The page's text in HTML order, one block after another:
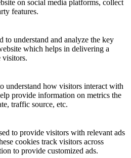
on social media platforms, collect
features.
to understand and analyze the key
which helps in delivering a
visitors.
understand how visitors interact with
provide information on metrics the
traffic source, etc.
to provide visitors with relevant ads
cookies track visitors across
to provide customized ads.